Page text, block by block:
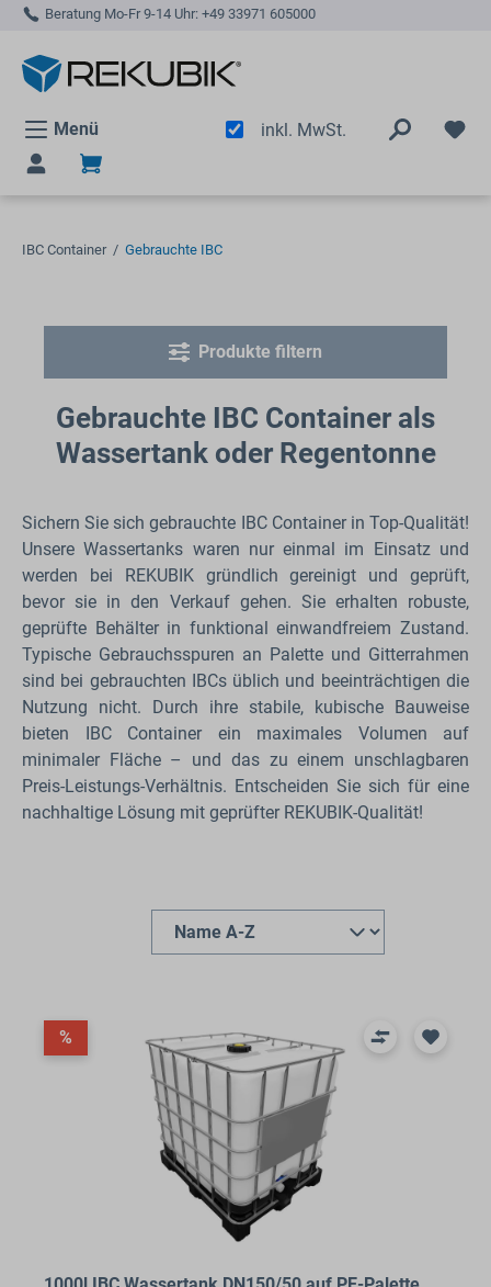
springen
Beratung Mo-Fr 9-14 Uhr: +49 33971 605000
Menü inkl. MwSt.
IBC Container / Gebrauchte IBC
Produkte filtern
Gebrauchte IBC Container als
Wassertank oder Regentonne
Sichern Sie sich gebrauchte IBC Container in Top-Qualität!
Unsere Wassertanks waren nur einmal im Einsatz und
werden bei REKUBIK gründlich gereinigt und geprüft,
bevor sie in den Verkauf gehen. Sie erhalten robuste,
geprüfte Behälter in funktional einwandfreiem Zustand.
Typische Gebrauchsspuren an Palette und Gitterrahmen
sind bei gebrauchten IBCs üblich und beeinträchtigen die
Nutzung nicht. Durch ihre stabile, kubische Bauweise
bieten IBC Container ein maximales Volumen auf
minimaler Fläche – und das zu einem unschlagbaren
Preis-Leistungs-Verhältnis. Entscheiden Sie sich für eine
nachhaltige Lösung mit geprüfter REKUBIK-Qualität!
%